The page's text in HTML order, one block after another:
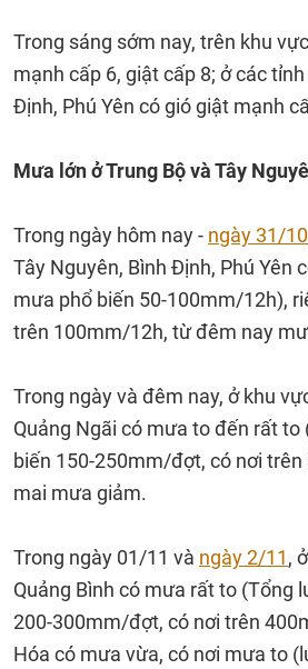
Trong sáng sớm nay, trên khu
mạnh cấp 6, giật cấp 8; ở các
Định, Phú Yên có gió giật mạnh
Mưa lớn ở Trung Bộ và Tây
Trong ngày hôm nay - ngày 31/10
Tây Nguyên, Bình Định, Phú Yên
mưa phổ biến 50-100mm/12h),
trên 100mm/12h, từ đêm nay
Trong ngày và đêm nay, ở khu
Quảng Ngãi có mưa to đến rất
biến 150-250mm/đợt, có nơi
mai mưa giảm.
Trong ngày 01/11 và ngày 2/11,
Quảng Bình có mưa rất to (Tổng
200-300mm/đợt, có nơi trên
Hóa có mưa vừa, có nơi mưa to